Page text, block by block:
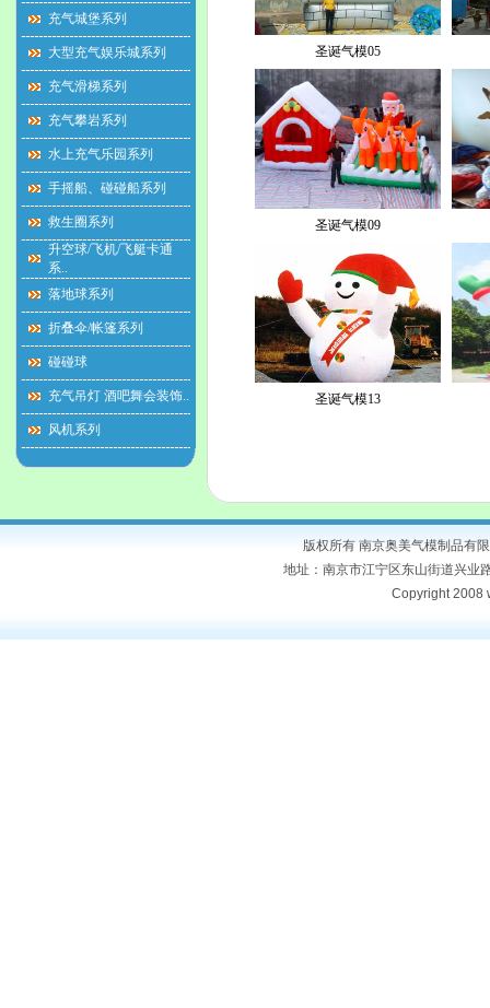
充气城堡系列
大型充气娱乐城系列
充气滑梯系列
充气攀岩系列
水上充气乐园系列
手摇船、碰碰船系列
救生圈系列
升空球/飞机/飞艇卡通
系..
落地球系列
折叠伞/帐篷系列
碰碰球
充气吊灯 酒吧舞会装饰..
风机系列
圣诞气模05
圣诞气模09
圣诞气模13
版权所有 南京奥美气模制品有
地址：南京市江宁区东山街道兴业
Copyright 2008